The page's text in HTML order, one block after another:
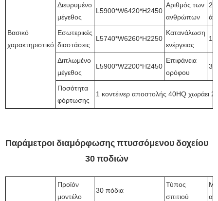
Βασικό
χαρακτηριστικό
Διευρυμένο
μέγεθος
L5900*W6420*H2450
Αριθμός των
ανθρώπων
Εσωτερικές
διαστάσεις
L5740*W6260*H2250
Κατανάλωση
ενέργειας
12
Διπλωμένο
μέγεθος
L5900*W2200*H2450
Επιφάνεια
ορόφου
Ποσότητα
φόρτωσης
1 κοντέινερ αποστολής 40HQ χωράει 2
Παράμετροι διαμόρφωσης πτυσσόμενου δοχείου
30 ποδιών
Προϊόν
μοντέλο
30 πόδια
Τύπος
σπιτιού